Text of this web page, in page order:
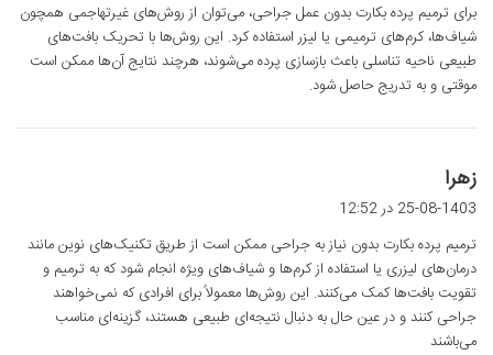
:
برای ترمیم پرده بکارت بدون عمل جراحی، می‌توان از روش‌های غیرتهاجمی همچون
شیاف‌ها، کرم‌های ترمیمی یا لیزر استفاده کرد. این روش‌ها با تحریک بافت‌های
طبیعی ناحیه تناسلی باعث بازسازی پرده می‌شوند، هرچند نتایج آن‌ها ممکن است
موقتی و به تدریج حاصل شود.
زهرا
ف
25-08-1403 در 12:52
ترمیم پرده بکارت بدون نیاز به جراحی ممکن است از طریق تکنیک‌های نوین مانند
درمان‌های لیزری یا استفاده از کرم‌ها و شیاف‌های ویژه انجام شود که به ترمیم و
تقویت بافت‌ها کمک می‌کنند. این روش‌ها معمولاً برای افرادی که نمی‌خواهند
جراحی کنند و در عین حال به دنبال نتیجه‌ای طبیعی هستند، گزینه‌ای مناسب
می‌باشند